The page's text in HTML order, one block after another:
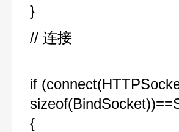
}
// 连接
if
{